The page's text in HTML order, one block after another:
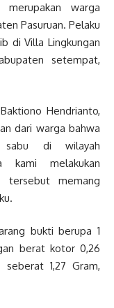
warga
Pasuruan. Pelaku
di Villa Lingkungan
setempat,
Hendrianto,
dari warga bahwa
sabu di wilayah
kami melakukan
tersebut memang
bukti berupa 1
berat kotor 0,26
1,27 Gram,